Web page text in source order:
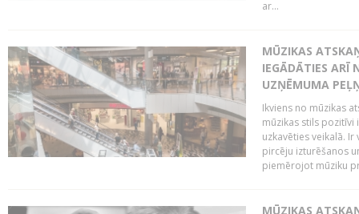
ar...
MŪZIKAS
IEGĀDĀTIES ARĪ
UZŅĒMUMA
Ikviens no mūzikas
mūzikas stils pozitīvi
uzkavēties veikalā.
pircēju izturēšanos
piemērojot mūziku
MŪZIKAS